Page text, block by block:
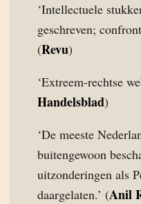
‘Intellectuele
geschreven;
(Revu)
‘Extreem-rechtse
Handelsblad)
‘De meeste
buitengewoon
uitzonderingen als
daargelaten.’ (Anil